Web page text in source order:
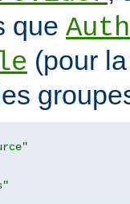
que
(pour